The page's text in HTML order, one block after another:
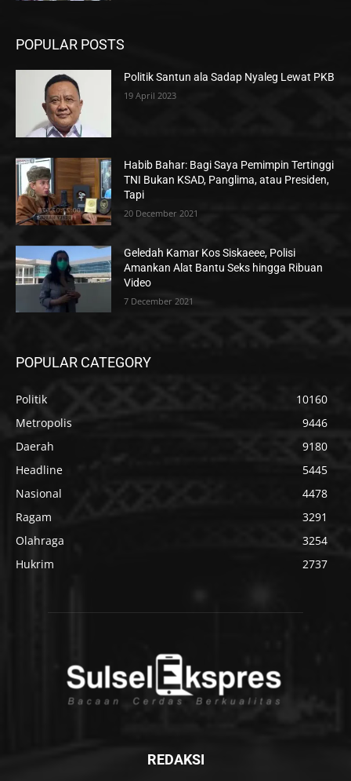
POPULAR POSTS
Politik Santun ala Sadap Nyaleg Lewat PKB
19 April 2023
Habib Bahar: Bagi Saya Pemimpin Tertinggi
TNI Bukan KSAD, Panglima, atau Presiden,
Tapi
20 December 2021
Geledah Kamar Kos Siskaeee, Polisi
Amankan Alat Bantu Seks hingga Ribuan
Video
7 December 2021
POPULAR CATEGORY
Politik
10160
Metropolis
9446
Daerah
9180
Headline
5445
Nasional
4478
Ragam
3291
Olahraga
3254
Hukrim
2737
REDAKSI